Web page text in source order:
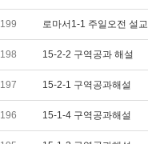
199 로마서1-1 주일오전 설교
198 15-2-2 구역공과 해설
197 15-2-1 구역공과해설
196 15-1-4 구역공과해설